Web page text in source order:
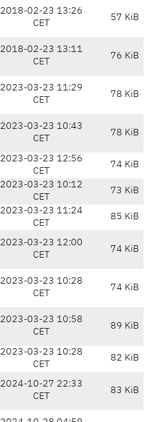
2018-02-23 13:26
CET
57 KiB
2018-02-23 13:11
CET
76 KiB
2023-03-23 11:29
CET
78 KiB
2023-03-23 10:43
CET
78 KiB
2023-03-23 12:56
CET
74 KiB
2023-03-23 10:12
CET
73 KiB
2023-03-23 11:24
CET
85 KiB
2023-03-23 12:00
CET
74 KiB
2023-03-23 10:28
CET
74 KiB
2023-03-23 10:58
CET
89 KiB
2023-03-23 10:28
CET
82 KiB
2024-10-27 22:33
CET
83 KiB